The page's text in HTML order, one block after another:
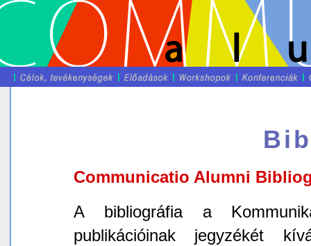
Communicatio Alumni
A bibliográfia a
publikációinak jegyzékét